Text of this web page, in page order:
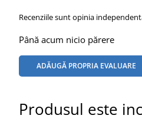
Recenziile sunt opinia
Până acum nicio părere
ADĂUGĂ PROPRIA EVALUARE
Produsul este